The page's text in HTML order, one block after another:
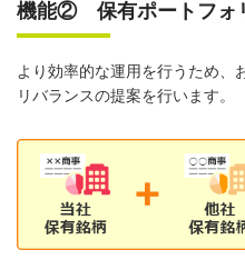
機能② 保有ポートフォ
より効率的な運用を行うため、
リバランスの提案を行います。